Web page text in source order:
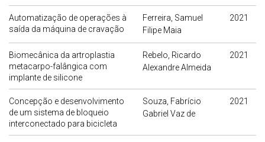
Automatização de operações à
saída da máquina de cravação
Ferreira, Samuel
Filipe Maia
2021
Biomecânica da artroplastia
metacarpo-falângica com
implante de silicone
Rebelo, Ricardo
Alexandre Almeida
2021
Concepção e desenvolvimento
de um sistema de bloqueio
interconectado para bicicleta
Souza, Fabrício
Gabriel Vaz de
2021